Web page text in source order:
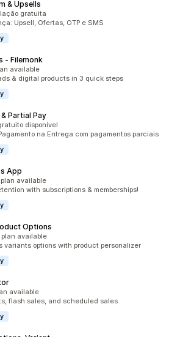
& Upsells
gratuita
Upsell, Ofertas, OTP e SMS
‑ Filemonk
available
& digital products in 3 quick steps
Partial Pay
disponível
na Entrega com pagamentos parciais
App
plan available
with subscriptions & memberships!
Options
plan available
variants options with product personalizer
available
flash sales, and scheduled sales